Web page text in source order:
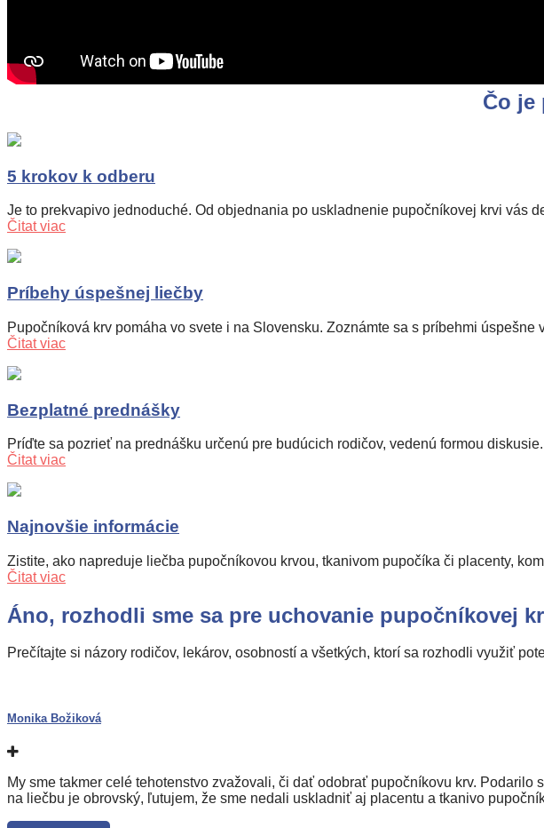
Čo je
5 krokov k odberu
Je to prekvapivo jednoduché. Od objednania po uskladnenie pupočníkovej krvi vás
Čitat viac
Príbehy úspešnej liečby
Pupočníková krv pomáha vo svete i na Slovensku. Zoznámte sa s príbehmi úspešne
Čitat viac
Bezplatné prednášky
Príďte sa pozrieť na prednášku určenú pre budúcich rodičov, vedenú formou diskusie.
Čitat viac
Najnovšie informácie
Zistite, ako napreduje liečba pupočníkovou krvou, tkanivom pupočíka či placenty,
Čitat viac
Áno, rozhodli sme sa pre uchovanie pupočníkovej
Prečítajte si názory rodičov, lekárov, osobností a všetkých, ktorí sa rozhodli využiť
Monika Božiková
My sme takmer celé tehotenstvo zvažovali, či dať odobrať pupočníkovu krv.
na liečbu je obrovský, ľutujem, že sme nedali uskladniť aj placentu a tkanivo